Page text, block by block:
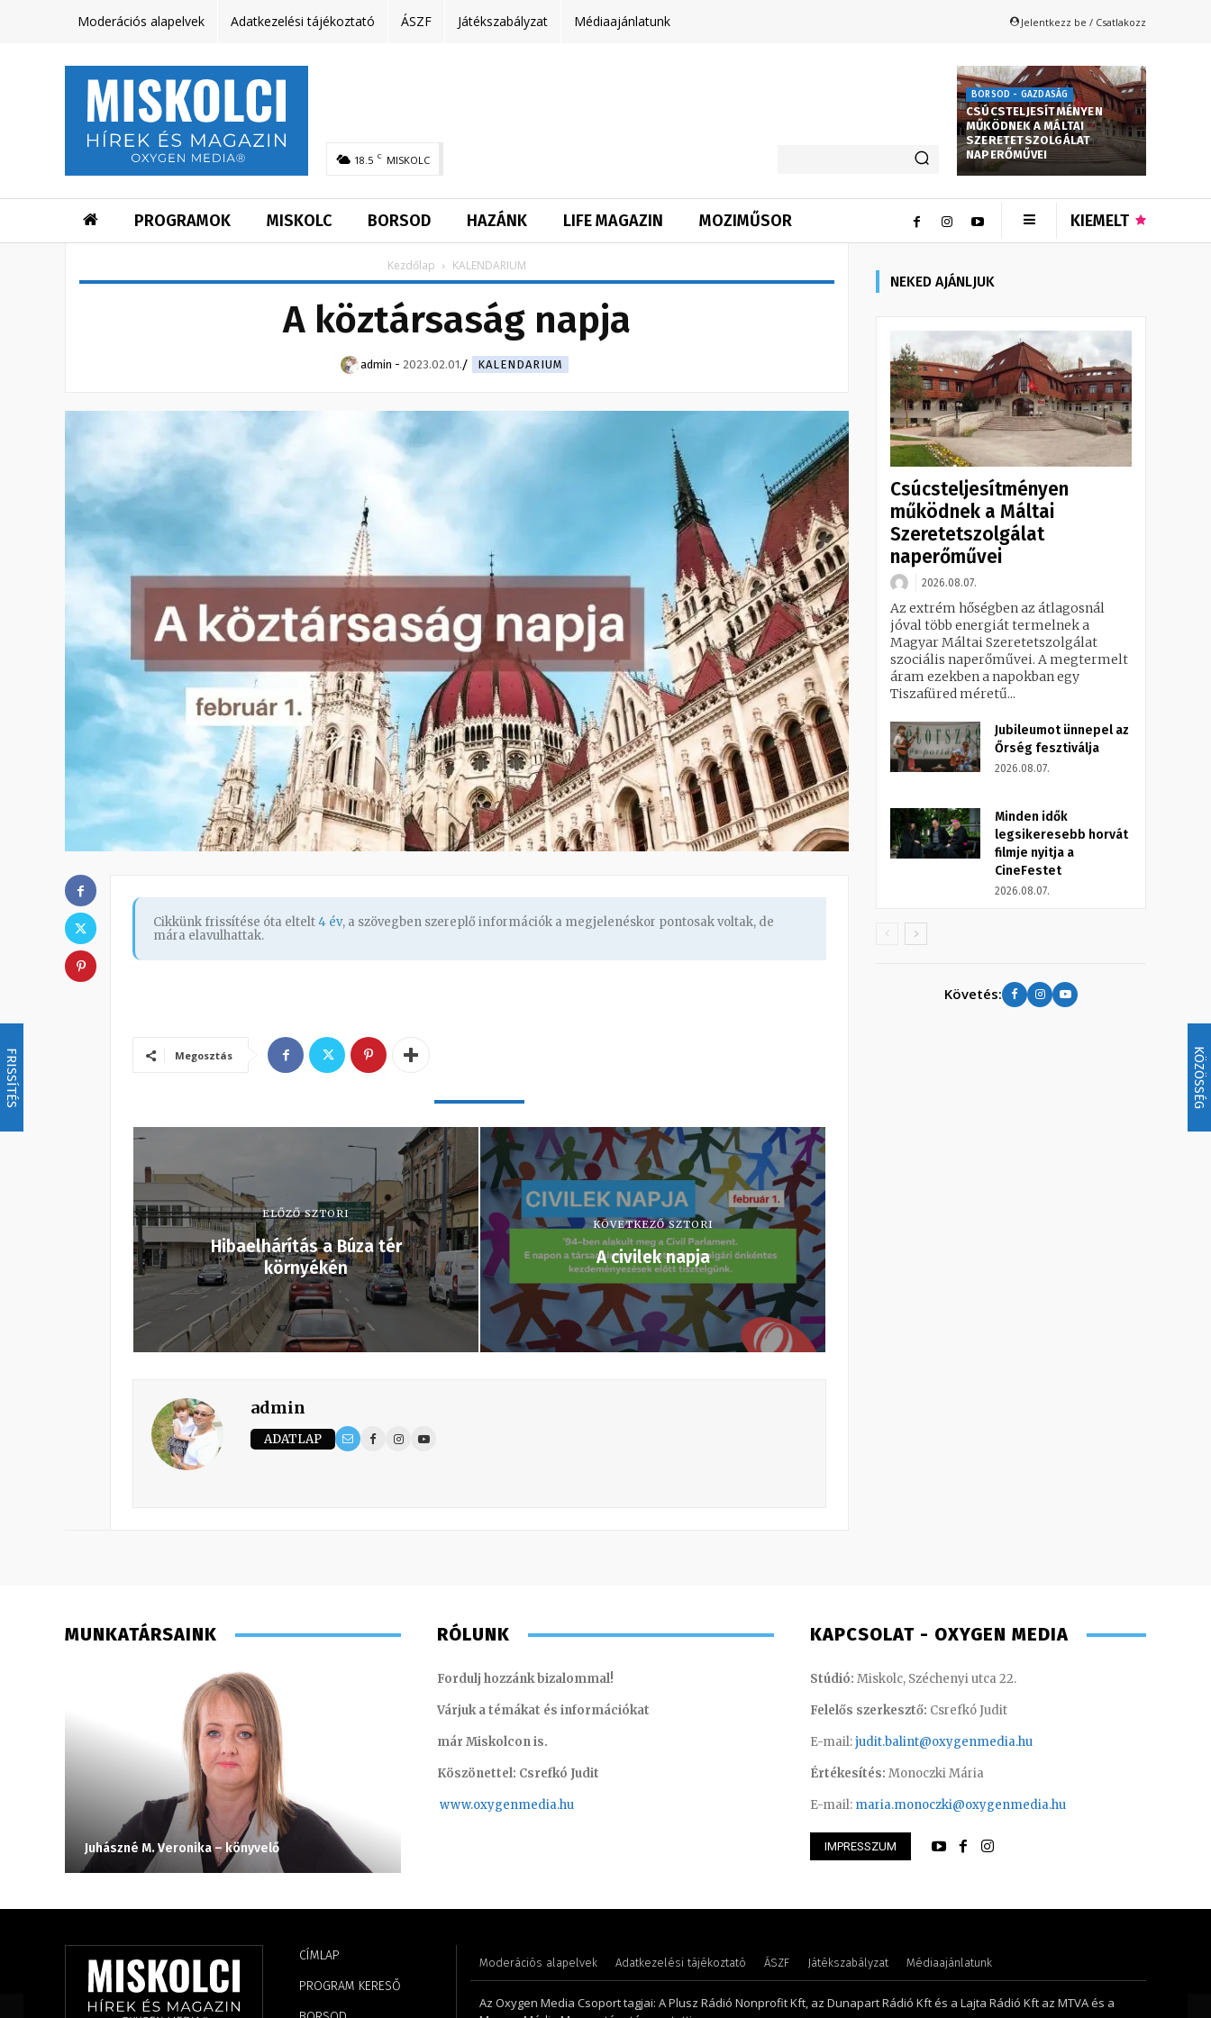
FRISSÍTÉS KÖZÖSSÉG
Moderációs alapelvek Adatkezelési tájékoztató ÁSZF Játékszabályzat Médiaajánlatunk Jelentkezz be / Csatlakozz
18.5 C MISKOLC
BORSOD - GAZDASÁG
CSÚCSTELJESÍTMÉNYEN
MŰKÖDNEK A MÁLTAI
SZERETETSZOLGÁLAT
NAPERŐMŰVEI
PROGRAMOK MISKOLC BORSOD HAZÁNK LIFE MAGAZIN MOZIMŰSOR KIEMELT
Kezdőlap KALENDARIUM
A köztársaság napja
admin - 2023.02.01. KALENDARIUM
Cikkünk frissítése óta eltelt4 év, a szövegben szereplő információk a megjelenéskor pontosak voltak, de
mára elavulhattak.
Megosztás
ELŐZŐ SZTORI
Hibaelhárítás a Búza tér
környékén
KÖVETKEZŐ SZTORI
A civilek napja
admin
ADATLAP
NEKED AJÁNLJUK
Csúcsteljesítményen
működnek a Máltai
Szeretetszolgálat
naperőművei
2026.08.07.
Az extrém hőségben az átlagosnál
jóval több energiát termelnek a
Magyar Máltai Szeretetszolgálat
szociális naperőművei. A megtermelt
áram ezekben a napokban egy
Tiszafüred méretű...
Jubileumot ünnepel az
Őrség fesztiválja
2026.08.07.
Minden idők
legsikeresebb horvát
filmje nyitja a
CineFestet
2026.08.07.
Követés:
MUNKATÁRSAINK
Juhászné M. Veronika – könyvelő Torma Anikó – irodavezető
RÓLUNK
Fordulj hozzánk bizalommal!
Várjuk a témákat és információkat
már Miskolcon is.
Köszönettel: Csrefkó Judit
www.oxygenmedia.hu
KAPCSOLAT - OXYGEN MEDIA
Stúdió: Miskolc, Széchenyi utca 22.
Felelős szerkesztő: Csrefkó Judit
E-mail:judit.balint@oxygenmedia.hu
Értékesítés: Monoczki Mária
E-mail: maria.monoczki@oxygenmedia.hu
IMPRESSZUM
CÍMLAP
PROGRAM KERESŐ
Moderációs alapelvek Adatkezelési tájékoztató ÁSZF Játékszabályzat Médiaajánlatunk
Az Oxygen Media Csoport tagjai: A Plusz Rádió Nonprofit Kft, az Dunapart Rádió Kft és a Lajta Rádió Kft az MTVA és a